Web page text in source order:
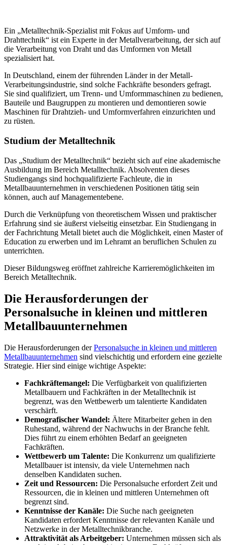
Ein „Metalltechnik-Spezialist mit Fokus auf Umform- und
Drahttechnik“ ist ein Experte in der Metallverarbeitung, der sich auf
die Verarbeitung von Draht und das Umformen von Metall
spezialisiert hat.
In Deutschland, einem der führenden Länder in der Metall-
Verarbeitungsindustrie, sind solche Fachkräfte besonders gefragt.
Sie sind qualifiziert, um Trenn- und Umformmaschinen zu bedienen,
Bauteile und Baugruppen zu montieren und demontieren sowie
Maschinen für Drahtzieh- und Umformverfahren einzurichten und
zu rüsten.
Studium der Metalltechnik
Das „Studium der Metalltechnik“ bezieht sich auf eine akademische
Ausbildung im Bereich Metalltechnik. Absolventen dieses
Studiengangs sind hochqualifizierte Fachleute, die in
Metallbauunternehmen in verschiedenen Positionen tätig sein
können, auch auf Managementebene.
Durch die Verknüpfung von theoretischem Wissen und praktischer
Erfahrung sind sie äußerst vielseitig einsetzbar. Ein Studiengang in
der Fachrichtung Metall bietet auch die Möglichkeit, einen Master of
Education zu erwerben und im Lehramt an beruflichen Schulen zu
unterrichten.
Dieser Bildungsweg eröffnet zahlreiche Karrieremöglichkeiten im
Bereich Metalltechnik.
Die Herausforderungen der
Personalsuche in kleinen und mittleren
Metallbauunternehmen
Die Herausforderungen derPersonalsuche in kleinen und mittleren
Metallbauunternehmen sind vielschichtig und erfordern eine gezielte
Strategie. Hier sind einige wichtige Aspekte:
Fachkräftemangel: Die Verfügbarkeit von qualifizierten
Metallbauern und Fachkräften in der Metalltechnik ist
begrenzt, was den Wettbewerb um talentierte Kandidaten
verschärft.
Demografischer Wandel: Ältere Mitarbeiter gehen in den
Ruhestand, während der Nachwuchs in der Branche fehlt.
Dies führt zu einem erhöhten Bedarf an geeigneten
Fachkräften.
Wettbewerb um Talente: Die Konkurrenz um qualifizierte
Metallbauer ist intensiv, da viele Unternehmen nach
denselben Kandidaten suchen.
Zeit und Ressourcen: Die Personalsuche erfordert Zeit und
Ressourcen, die in kleinen und mittleren Unternehmen oft
begrenzt sind.
Kenntnisse der Kanäle: Die Suche nach geeigneten
Kandidaten erfordert Kenntnisse der relevanten Kanäle und
Netzwerke in der Metalltechnikbranche.
Attraktivität als Arbeitgeber: Unternehmen müssen sich als